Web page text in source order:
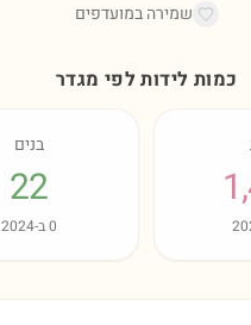
שמירה במועדפים
כמות לידות לפי מגדר
בנים
22
0ב-2024